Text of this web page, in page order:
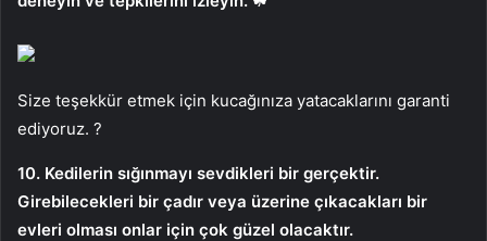
Size teşekkür etmek için kucağınıza yatacaklarını garanti
ediyoruz. ?
10. Kedilerin sığınmayı sevdikleri bir gerçektir.
Girebilecekleri bir çadır veya üzerine çıkacakları bir
evleri olması onlar için çok güzel olacaktır.